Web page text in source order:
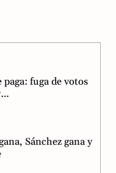
paga: fuga de votos
Sánchez gana y